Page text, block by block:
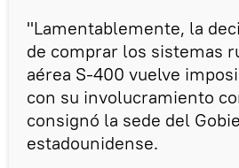
"Lamentablemente, la
de comprar los sistemas
aérea S-400 vuelve
con su involucramiento
consignó la sede del
estadounidense.